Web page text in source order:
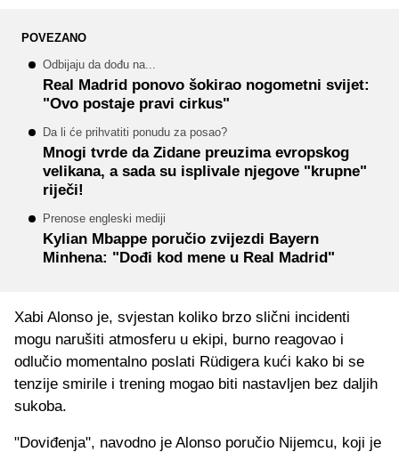
POVEZANO
Odbijaju da dođu na...
Real Madrid ponovo šokirao nogometni svijet:
"Ovo postaje pravi cirkus"
Da li će prihvatiti ponudu za posao?
Mnogi tvrde da Zidane preuzima evropskog
velikana, a sada su isplivale njegove "krupne"
riječi!
Prenose engleski mediji
Kylian Mbappe poručio zvijezdi Bayern
Minhena: "Dođi kod mene u Real Madrid"
Xabi Alonso je, svjestan koliko brzo slični incidenti
mogu narušiti atmosferu u ekipi, burno reagovao i
odlučio momentalno poslati Rüdigera kući kako bi se
tenzije smirile i trening mogao biti nastavljen bez daljih
sukoba.
"Doviđenja", navodno je Alonso poručio Nijemcu, koji je